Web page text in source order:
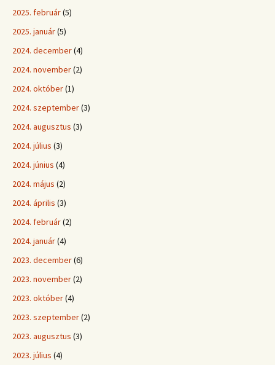
2025. február(5)
2025. január(5)
2024. december(4)
2024. november(2)
2024. október(1)
2024. szeptember(3)
2024. augusztus (3)
2024. július (3)
2024. június (4)
2024. május (2)
2024. április (3)
2024. február(2)
2024. január(4)
2023. december(6)
2023. november(2)
2023. október(4)
2023. szeptember(2)
2023. augusztus (3)
2023. július (4)